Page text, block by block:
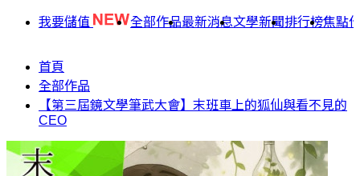
我要儲值 全部作品最新消息文學新聞排行榜焦點
首頁
全部作品
【第三屆鏡文學筆武大會】末班車上的狐仙與看不見的
CEO